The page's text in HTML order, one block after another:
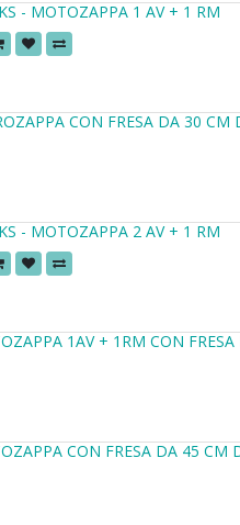
- MOTOZAPPA 1 AV + 1 RM
CON FRESA DA 30 CM
- MOTOZAPPA 2 AV + 1 RM
1AV + 1RM CON
CON FRESA DA 45 CM